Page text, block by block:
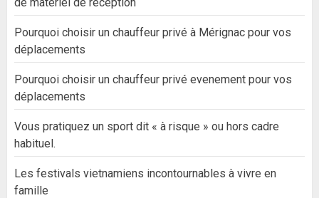
Pourquoi choisir un chauffeur privé à Mérignac pour vos
déplacements
Pourquoi choisir un chauffeur privé evenement pour vos
déplacements
Vous pratiquez un sport dit « à risque » ou hors cadre
habituel.
Les festivals vietnamiens incontournables à vivre en
famille